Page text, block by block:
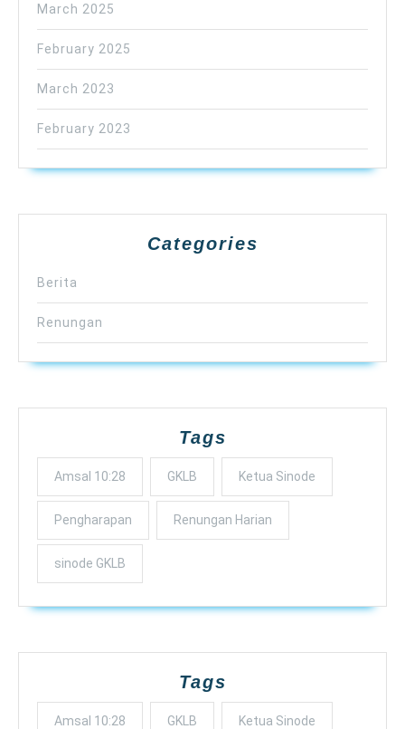
March 2025
February 2025
March 2023
February 2023
Categories
Berita
Renungan
Tags
Amsal 10:28 GKLB Ketua Sinode
Pengharapan Renungan Harian
sinode GKLB
Tags
Amsal 10:28 GKLB Ketua Sinode